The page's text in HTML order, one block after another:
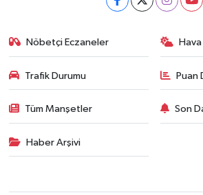
Nöbetçi Eczaneler
Trafik Durumu Puan
Tüm Manşetler Son
Haber Arşivi